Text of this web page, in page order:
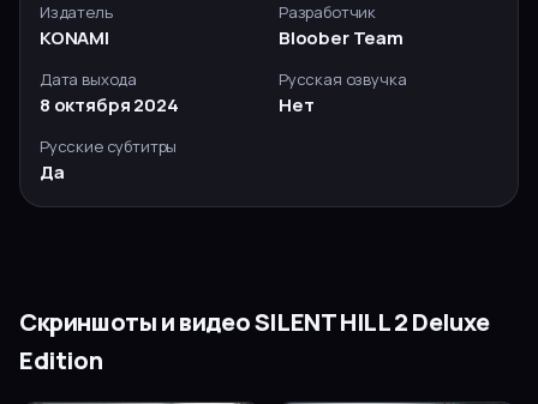
Издатель
KONAMI
Разработчик
Bloober Team
Дата выхода
8 октября 2024
Русская озвучка
Нет
Русские субтитры
Да
Скриншоты и видеоSILENT HILL 2 Deluxe
Edition